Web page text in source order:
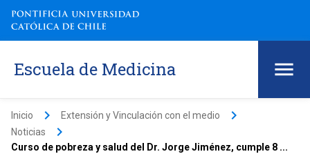
Escuela de Medicina
Inicio keyboard_arrow_right Extensión y Vinculación con el medio keyboard_arrow_right
Noticias keyboard_arrow_right
Curso de pobreza y salud del Dr. Jorge Jiménez, cumple 8 ...